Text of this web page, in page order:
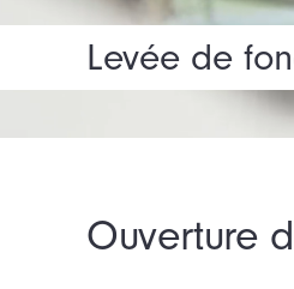
Levée de
Ouverture